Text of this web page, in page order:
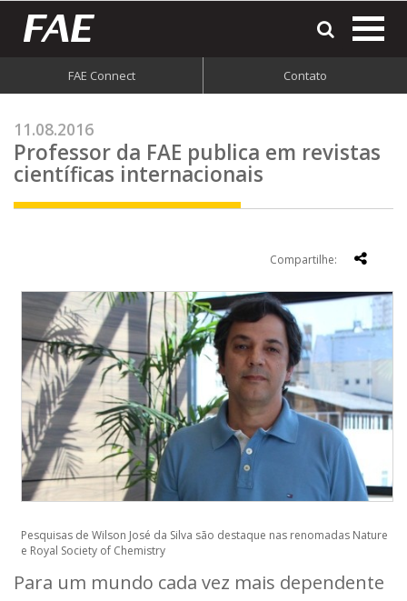
FAE Connect Contato
11.08.2016
Professor da FAE publica em revistas
científicas internacionais
Compartilhe:
Pesquisas de Wilson José da Silva são destaque nas renomadas Nature
e Royal Society of Chemistry
Para um mundo cada vez mais dependente